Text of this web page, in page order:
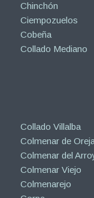
Chinchón
Ciempozuelos
Cobeña
Collado Mediano
Collado Villalba
Colmenar de
Colmenar del
Colmenar Viejo
Colmenarejo